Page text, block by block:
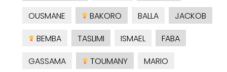
OUSMANE
BAKORO BALLA
JACKOB
BEMBA
TASLIMI ISMAEL
FABA
GASSAMA
TOUMANY
MARIO